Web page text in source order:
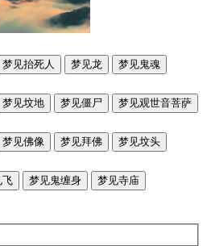
梦见抬死人 梦见龙 梦见鬼魂
梦见坟地 梦见僵尸 梦见观世音菩萨
梦见佛像 梦见拜佛 梦见坟头
飞 梦见鬼缠身 梦见寺庙